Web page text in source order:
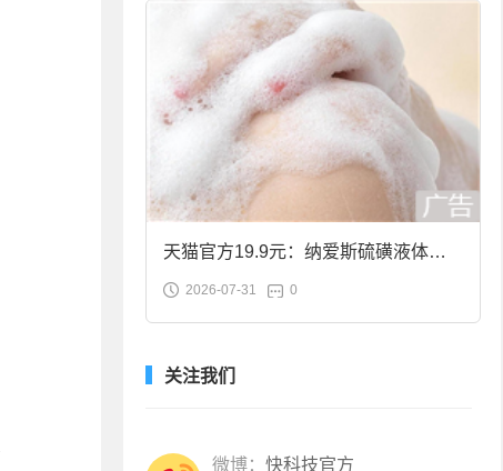
天猫官方19.9元：纳爱斯硫磺液体香
皂2斤大促
2026-07-31 0
关注我们
微博： 快科技官方